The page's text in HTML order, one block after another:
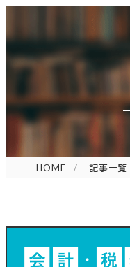
HOME 記事一覧